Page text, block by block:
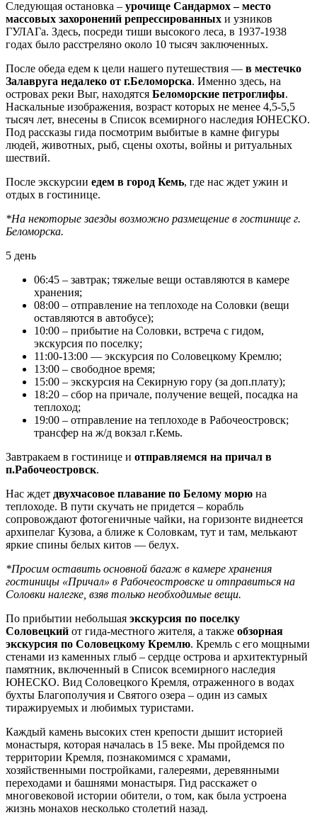
Следующая остановка – урочище Сандармох – место
массовых захоронений репрессированных и узников
ГУЛАГа. Здесь, посреди тиши высокого леса, в 1937-1938
годах было расстреляно около 10 тысяч заключенных.
После обеда едем к цели нашего путешествия — в местечко
Залавруга недалеко от г.Беломорска. Именно здесь, на
островах реки Выг, находятся Беломорские петроглифы.
Наскальные изображения, возраст которых не менее 4,5-5,5
тысяч лет, внесены в Список всемирного наследия ЮНЕСКО.
Под рассказы гида посмотрим выбитые в камне фигуры
людей, животных, рыб, сцены охоты, войны и ритуальных
шествий.
После экскурсии едем в город Кемь, где нас ждет ужин и
отдых в гостинице.
*На некоторые заезды возможно размещение в гостинице г.
Беломорска.
5 день
06:45 – завтрак; тяжелые вещи оставляются в камере
хранения;
08:00 – отправление на теплоходе на Соловки (вещи
оставляются в автобусе);
10:00 – прибытие на Соловки, встреча с гидом,
экскурсия по поселку;
11:00-13:00 — экскурсия по Соловецкому Кремлю;
13:00 – свободное время;
15:00 – экскурсия на Секирную гору (за доп.плату);
18:20 – сбор на причале, получение вещей, посадка на
теплоход;
19:00 – отправление на теплоходе в Рабочеостровск;
трансфер на ж/д вокзал г.Кемь.
Завтракаем в гостинице и отправляемся на причал в
п.Рабочеостровск.
Нас ждет двухчасовое плавание по Белому морю на
теплоходе. В пути скучать не придется – корабль
сопровождают фотогеничные чайки, на горизонте виднеется
архипелаг Кузова, а ближе к Соловкам, тут и там, мелькают
яркие спины белых китов — белух.
*Просим оставить основной багаж в камере хранения
гостиницы «Причал» в Рабочеостровске и отправиться на
Соловки налегке, взяв только необходимые вещи.
По прибытии небольшая экскурсия по поселку
Соловецкий от гида-местного жителя, а также обзорная
экскурсия по Соловецкому Кремлю. Кремль с его мощными
стенами из каменных глыб – сердце острова и архитектурный
памятник, включенный в Список всемирного наследия
ЮНЕСКО. Вид Соловецкого Кремля, отраженного в водах
бухты Благополучия и Святого озера – один из самых
тиражируемых и любимых туристами.
Каждый камень высоких стен крепости дышит историей
монастыря, которая началась в 15 веке. Мы пройдемся по
территории Кремля, познакомимся с храмами,
хозяйственными постройками, галереями, деревянными
переходами и башнями монастыря. Гид расскажет о
многовековой истории обители, о том, как была устроена
жизнь монахов несколько столетий назад.